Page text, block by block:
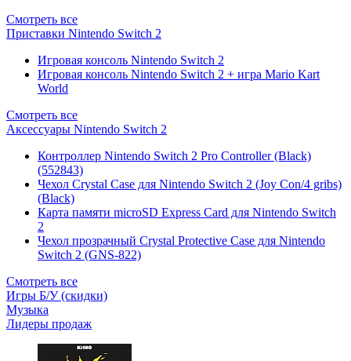
Смотреть все
Приставки Nintendo Switch 2
Игровая консоль Nintendo Switch 2
Игровая консоль Nintendo Switch 2 + игра Mario Kart
World
Смотреть все
Аксессуары Nintendo Switch 2
Контроллер Nintendo Switch 2 Pro Controller (Black)
(552843)
Чехол Сrystal Сase для Nintendo Switch 2 (Joy Con/4 gribs)
(Black)
Карта памяти microSD Express Card для Nintendo Switch
2
Чехол прозрачный Crystal Protective Case для Nintendo
Switch 2 (GNS-822)
Смотреть все
Игры Б/У (скидки)
Музыка
Лидеры продаж